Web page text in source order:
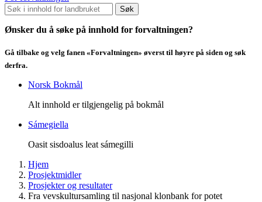
Søk
Ønsker du å søke på innhold for forvaltningen?
Gå tilbake og velg fanen «Forvaltningen» øverst til høyre på siden og søk
derfra.
Norsk Bokmål
Alt innhold er tilgjengelig på bokmål
Sámegiella
Oasit sisdoalus leat sámegilli
Hjem
Prosjektmidler
Prosjekter og resultater
Fra vevskultursamling til nasjonal klonbank for potet